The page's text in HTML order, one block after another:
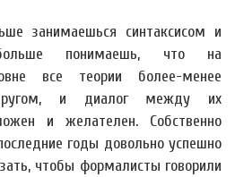
занимаешься синтаксисом и
понимаешь, что на
все теории более-менее
и диалог между их
и желателен. Собственно
годы довольно успешно
чтобы формалисты говорили